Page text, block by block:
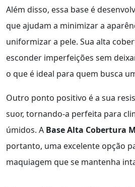
Além disso, essa base é
que ajudam a minimizar a
uniformizar a pele. Sua alta
esconder imperfeições sem
o que é ideal para quem busca
Outro ponto positivo é a sua
suor, tornando-a perfeita para
úmidos. A Base Alta Cobertura
portanto, uma excelente opção
maquiagem que se mantenha